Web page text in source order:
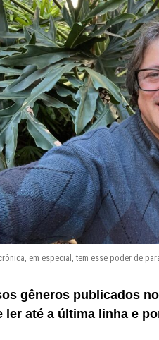
em especial, tem esse poder de
gêneros publicados
ler até a última linha e